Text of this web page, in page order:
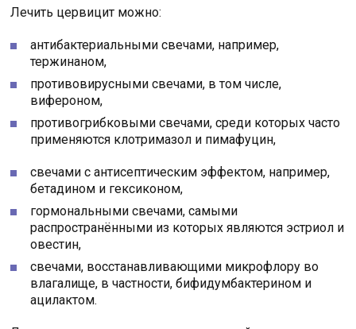
Лечить цервицит можно:
антибактериальными свечами, например,
тержинаном,
противовирусными свечами, в том числе,
вифероном,
противогрибковыми свечами, среди которых часто
применяются клотримазол и пимафуцин,
свечами с антисептическим эффектом, например,
бетадином и гексиконом,
гормональными свечами, самыми
распространёнными из которых являются эстриол и
овестин,
свечами, восстанавливающими микрофлору во
влагалище, в частности, бифидумбактерином и
ацилактом.